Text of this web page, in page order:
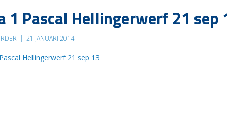
1 Pascal Hellingerwerf 21 sep
| 21 JANUARI 2014 |